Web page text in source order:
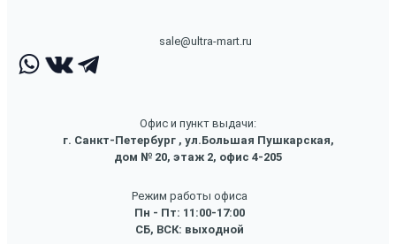
sale@ultra-mart.ru
Офис и пункт выдачи:
г. Санкт-Петербург , ул.Большая Пушкарская,
дом № 20, этаж 2, офис 4-205
Режим работы офиса
Пн - Пт: 11:00-17:00
СБ, ВСК: выходной